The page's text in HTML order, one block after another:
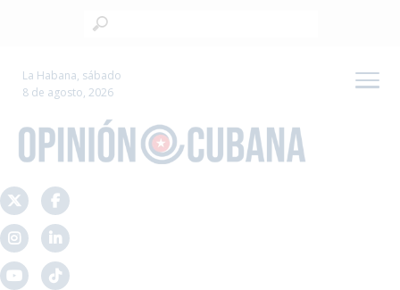
La Habana, sábado
8 de agosto, 2026